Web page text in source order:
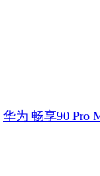
华为 畅享90 Pro